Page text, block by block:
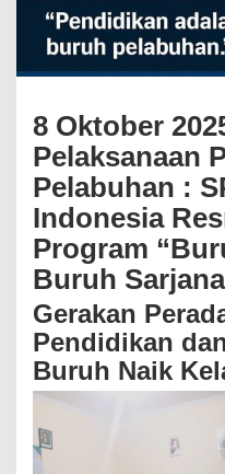
P
e
l
a
u
h
a
n
S
P
T
K
B
M
n
d
o
s
8 Oktober
Pelaksanaan
Pelabuhan :
Indonesia
Program
Buruh
Gerakan
Pendidikan
Buruh Naik